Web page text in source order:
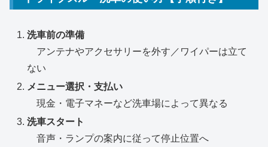
洗車前の準備
アンテナやアクセサリーを外す／ワイパーは立て
ない
メニュー選択・支払い
現金・電子マネーなど洗車場によって異なる
洗車スタート
音声・ランプの案内に従って停止位置へ